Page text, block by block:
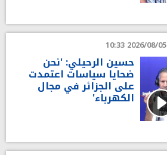
2026/08/05 10:33
حسين الرحيلي: 'نحن
ضحايا سياسات اعتمدت
على الجزائر في مجال
الكهرباء'